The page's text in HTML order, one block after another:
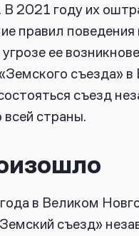
2021 году их
правил поведения
угрозе ее
съезда»
съезд
всей страны.
в Великом
съезд»